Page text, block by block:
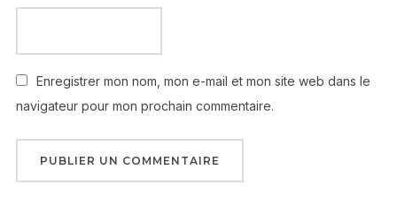
Enregistrer mon nom, mon e-mail et mon site web dans le
navigateur pour mon prochain commentaire.